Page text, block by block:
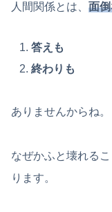
人間関係とは、 面
答えも
終わりも
ありませんからね。
なぜかふと壊れる
ります。